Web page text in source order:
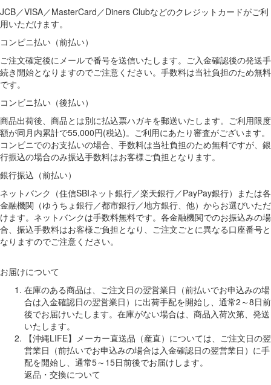
JCB／VISA／MasterCard／Diners Clubなどのクレジットカードがご利
用いただけます。
コンビニ払い（前払い）
ご注文確定後にメールで番号を送信いたします。ご入金確認後の発送手
続き開始となりますのでご注意ください。手数料は当社負担のため無料
です。
コンビニ払い（後払い）
商品出荷後、商品とは別に払込票ハガキを郵送いたします。ご利用限度
額が同月内累計で55,000円(税込)。ご利用にあたり審査がございます。
コンビニでのお支払いの場合、手数料は当社負担のため無料ですが、銀
行振込の場合のみ振込手数料はお客様ご負担となります。
銀行振込（前払い）
ネットバンク（住信SBIネット銀行／楽天銀行／PayPay銀行）または各
金融機関（ゆうちょ銀行／都市銀行／地方銀行、他）からお選びいただ
けます。ネットバンクは手数料無料です。各金融機関でのお振込みの場
合、振込手数料はお客様ご負担となり、ご注文ごとに異なる口座番号と
なりますのでご注意ください。
お届けについて
在庫のある商品は、ご注文日の翌営業日（前払いでお申込みの場
合は入金確認日の翌営業日）に出荷手配を開始し、通常2～8日前
後でお届けいたします。在庫がない場合は、商品入荷次第、発送
いたします。
【沖縄LIFE】メーカー直送品（産直）については、ご注文日の翌
営業日（前払いでお申込みの場合は入金確認日の翌営業日）に手
配を開始し、通常5～15日前後でお届けします。
返品・交換について